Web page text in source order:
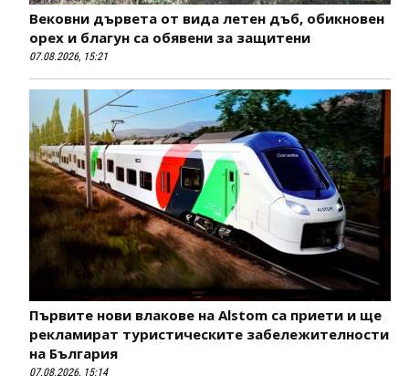
Вековни дървета от вида летен дъб, обикновен
орех и благун са обявени за защитени
07.08.2026, 15:21
Първите нови влакове на Alstom са приети и ще
рекламират туристическите забележителности
на България
07.08.2026, 15:14